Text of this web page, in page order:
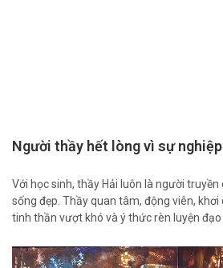
Người thầy hết lòng vì sự
Với học sinh, thầy Hải luôn là người
sống đẹp. Thầy quan tâm, động viên,
tinh thần vượt khó và ý thức rèn luyện đạo